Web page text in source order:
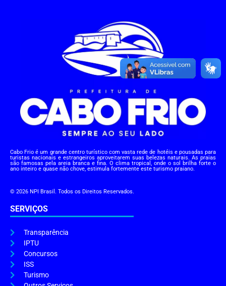
Cabo Frio é um grande centro turístico com vasta rede de hotéis e pousadas para
turistas nacionais e estrangeiros aproveitarem suas belezas naturais. As praias
são famosas pela areia branca e fina. O clima tropical, onde o sol brilha forte o
ano inteiro e quase não chove, estimula fortemente este turismo praiano.
© 2026 NPI Brasil. Todos os Direitos Reservados.
SERVIÇOS
Transparência
IPTU
Concursos
ISS
Turismo